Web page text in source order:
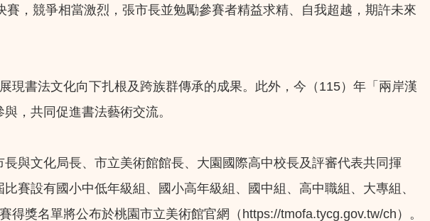
，競爭相當激烈，張市長並勉勵參賽者精益求精、自我超越，期許未來
書法文化向下扎根及跨族群傳承的成果。此外，今（115）年「兩岸漢
，共同促進書法藝術交流。
與文化局長、市立美術館館長、大園國際高中校長及評審代表共同揮
賽設有國小中低年級組、國小高年級組、國中組、高中職組、大專組、
獎名單將公布於桃園市立美術館官網（https://tmofa.tycg.gov.tw/ch）。